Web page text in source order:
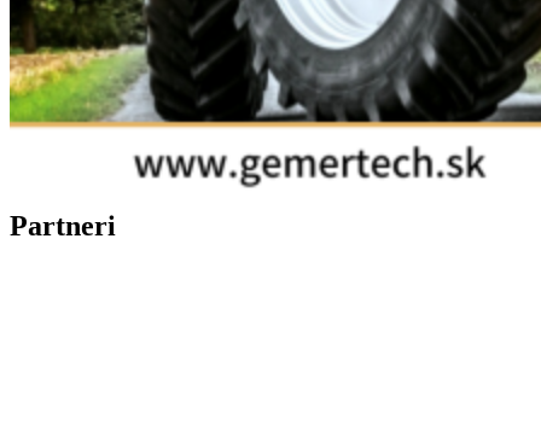
Partneri